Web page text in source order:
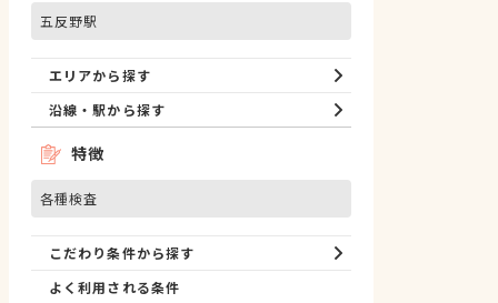
五反野駅
エリアから探す
沿線・駅から探す
特徴
各種検査
こだわり条件から探す
よく利用される条件